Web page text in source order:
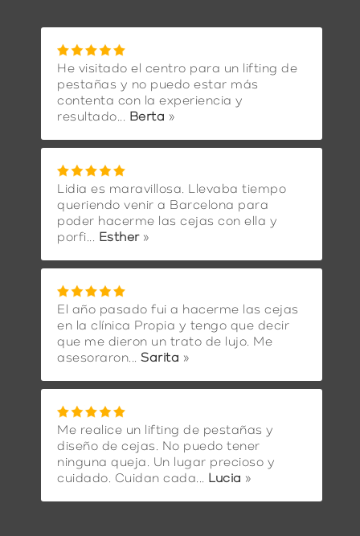
He visitado el centro para un lifting de
pestañas y no puedo estar más
contenta con la experiencia y
resultado... Berta »
Lidia es maravillosa. Llevaba tiempo
queriendo venir a Barcelona para
poder hacerme las cejas con ella y
porfi... Esther»
El año pasado fui a hacerme las cejas
en la clínica Propia y tengo que decir
que me dieron un trato de lujo. Me
asesoraron...Sarita »
Me realice un lifting de pestañas y
diseño de cejas. No puedo tener
ninguna queja. Un lugar precioso y
cuidado. Cuidan cada... Lucia »